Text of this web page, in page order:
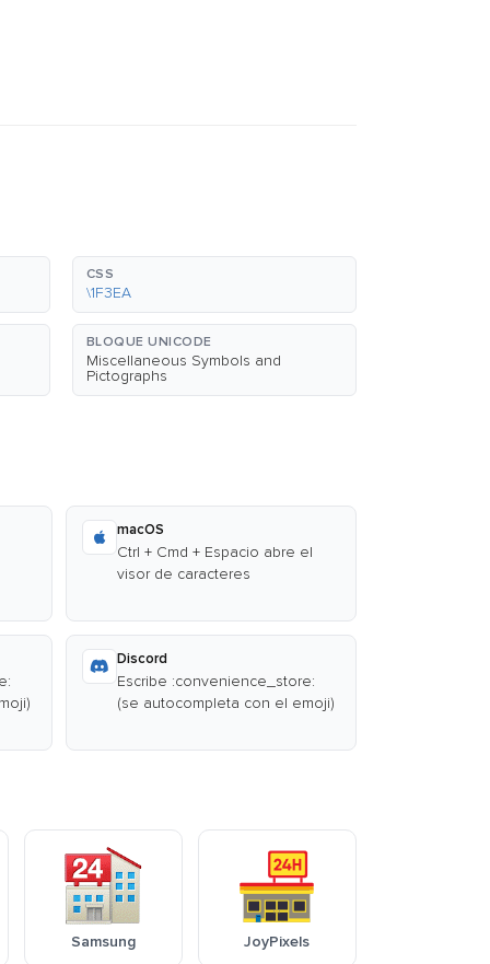
CSS
\1F3EA
BLOQUE UNICODE
Miscellaneous Symbols and
Pictographs
macOS
Ctrl + Cmd + Espacio abre el
visor de caracteres
Discord
Escribe :convenience_store:
(se autocompleta con el emoji)
Samsung JoyPixels